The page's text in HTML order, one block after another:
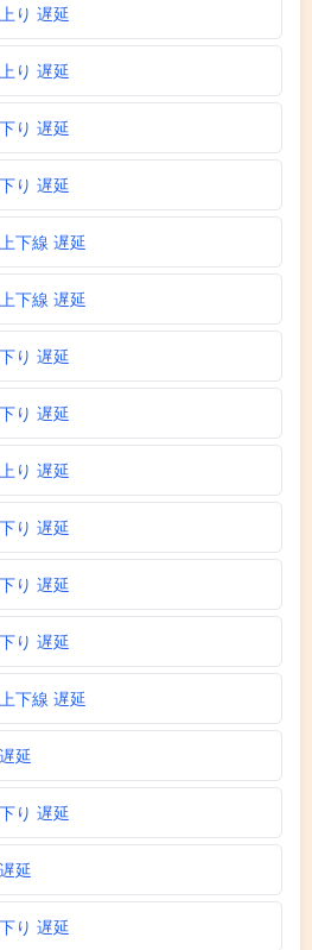
り 遅延
り 遅延
り 遅延
り 遅延
下線 遅延
下線 遅延
り 遅延
り 遅延
り 遅延
り 遅延
り 遅延
り 遅延
下線 遅延
延
り 遅延
延
り 遅延